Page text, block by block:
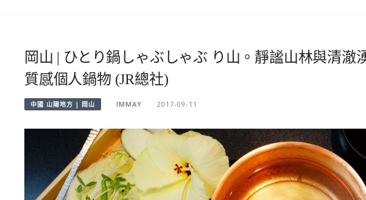
岡山 | ひとり鍋しゃぶしゃぶ り山。靜謐山林與清澈
質感個人鍋物 (JR總社)
中國 山陽地方 | 岡山 IMMAY 2017-09-11